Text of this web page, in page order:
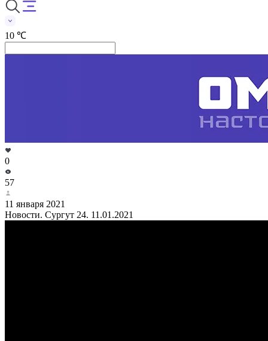
10 ℃
0
57
11 января 2021
Новости. Сургут 24. 11.01.2021